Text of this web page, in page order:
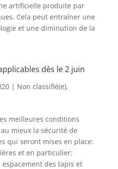
artificielle produite par
Cela peut entraîner une
et une diminution de la
dès le 2 juin
| Non classifié(e),
meilleures conditions
mieux la sécurité de
qui seront mises en place:
et en particulier:
des tapis et